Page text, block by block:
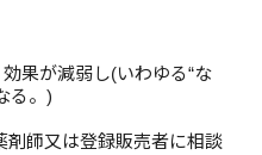
果が減弱し(いわゆる“な
る。)
剤師又は登録販売者に相談